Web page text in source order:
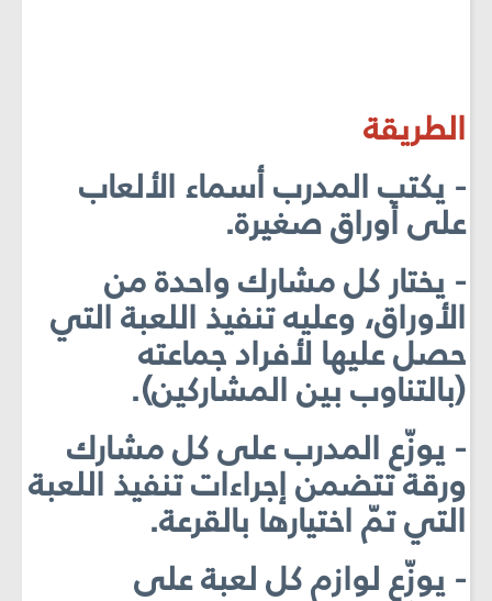
الطريقة
- يكتب المدرب أسماء الألعاب
على أوراق صغيرة.
- يختار كل مشارك واحدة من
الأوراق، وعليه تنفيذ اللعبة التي
حصل عليها لأفراد جماعته
(بالتناوب بين المشاركين).
- يوزّع المدرب على كل مشارك
ورقة تتضمن إجراءات تنفيذ اللعبة
التي تمّ اختيارها بالقرعة.
- يوزّع لوازم كل لعبة على